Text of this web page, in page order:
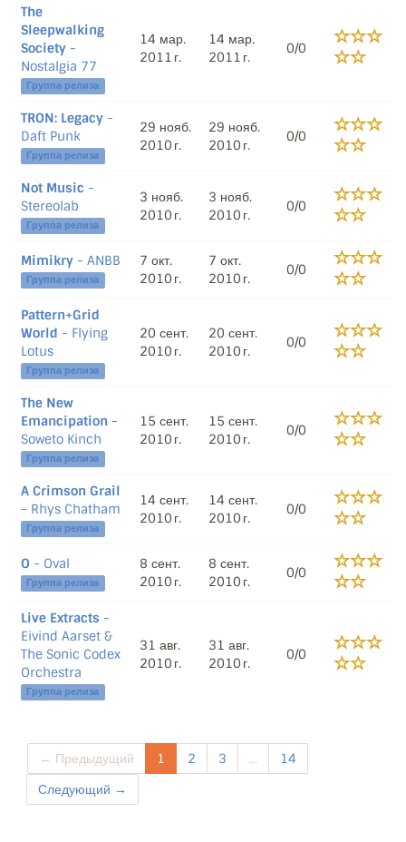
The
Sleepwalking
Society -
Nostalgia 77
Группа релиза
14 мар.
2011 г.
14 мар.
2011 г.
0/0
TRON: Legacy -
Daft Punk
Группа релиза
29 нояб.
2010 г.
29 нояб.
2010 г.
0/0
Not Music -
Stereolab
Группа релиза
3 нояб.
2010 г.
3 нояб.
2010 г.
0/0
Mimikry - ANBB
Группа релиза
7 окт.
2010 г.
7 окт.
2010 г.
0/0
Pattern+Grid
World - Flying
Lotus
Группа релиза
20 сент.
2010 г.
20 сент.
2010 г.
0/0
The New
Emancipation -
Soweto Kinch
Группа релиза
15 сент.
2010 г.
15 сент.
2010 г.
0/0
A Crimson Grail
- Rhys Chatham
Группа релиза
14 сент.
2010 г.
14 сент.
2010 г.
0/0
O - Oval
Группа релиза
8 сент.
2010 г.
8 сент.
2010 г.
0/0
Live Extracts -
Eivind Aarset &
The Sonic Codex
Orchestra
Группа релиза
31 авг.
2010 г.
31 авг.
2010 г.
0/0
← Предыдущий 1 2 3 ...
14
Следующий →